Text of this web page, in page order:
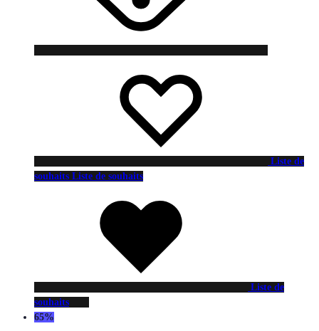
Liste de
souhaits Liste de souhaits
Liste de
souhaits
65%